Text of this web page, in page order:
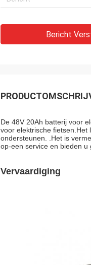
Bericht
De 48V 20Ah batterij voor
voor elektrische
ondersteunen. .Het is
op-een service en bieden u
Vervaardiging